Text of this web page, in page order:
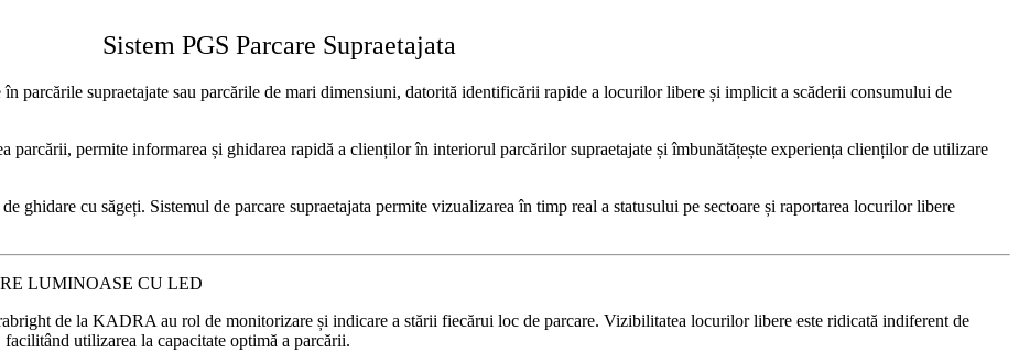
Sistem PGS Parcare Supraetajata
în parcările supraetajate sau parcările de mari dimensiuni, datorită identificării rapide a locurilor libere și implicit a scăderii consumului de
parcării, permite informarea și ghidarea rapidă a clienților în interiorul parcărilor supraetajate și îmbunătățește experiența clienților de utilizare
ghidare cu săgeți. Sistemul de parcare supraetajata permite vizualizarea în timp real a statusului pe sectoare și raportarea locurilor libere
LUMINOASE CU LED
de la KADRA au rol de monitorizare și indicare a stării fiecărui loc de parcare. Vizibilitatea locurilor libere este ridicată indiferent de
utilizarea la capacitate optimă a parcării.